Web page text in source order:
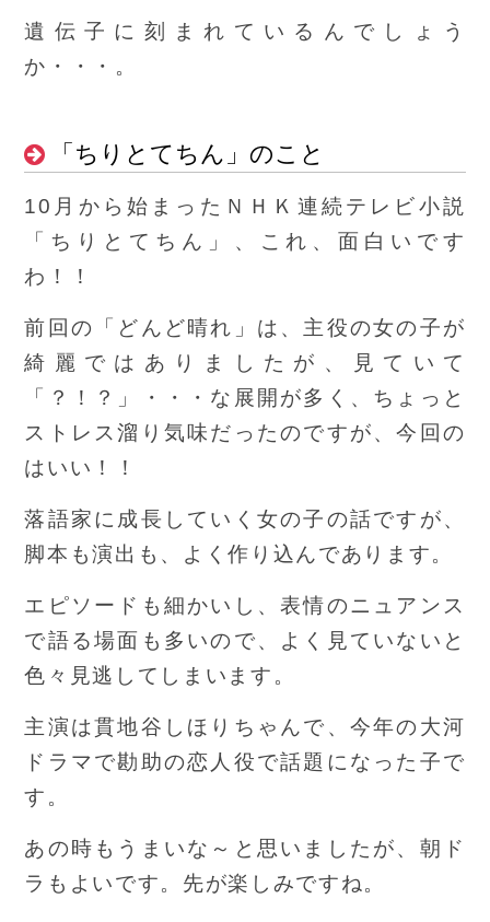
遺伝子に刻まれているんでしょう
か・・・。
「ちりとてちん」のこと
10月から始まったＮＨＫ連続テレビ小説
「ちりとてちん」、これ、面白いです
わ！！
前回の「どんど晴れ」は、主役の女の子が
綺麗ではありましたが、見ていて
「？！？」・・・な展開が多く、ちょっと
ストレス溜り気味だったのですが、今回の
はいい！！
落語家に成長していく女の子の話ですが、
脚本も演出も、よく作り込んであります。
エピソードも細かいし、表情のニュアンス
で語る場面も多いので、よく見ていないと
色々見逃してしまいます。
主演は貫地谷しほりちゃんで、今年の大河
ドラマで勘助の恋人役で話題になった子で
す。
あの時もうまいな～と思いましたが、朝ド
ラもよいです。先が楽しみですね。